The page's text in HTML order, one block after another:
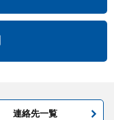
連絡先一覧